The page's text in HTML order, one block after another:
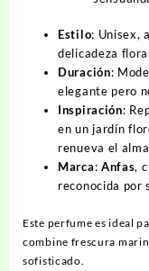
Estilo: Unisex,
delicadeza
Duración:
elegante pero
Inspiración:
en un jardín
renueva el
Marca: Anfas,
reconocida por
Este perfume es ideal
combine frescura
sofisticado.